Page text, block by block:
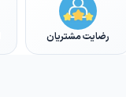
رضایت مشتریان